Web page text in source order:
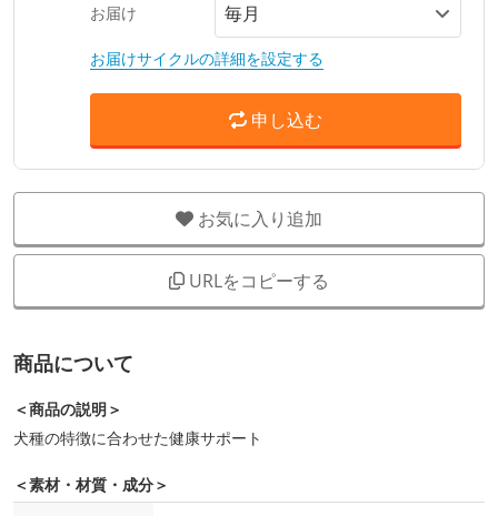
お届け
お届けサイクルの詳細を設定する
申し込む
お気に入り追加
URLをコピーする
商品について
＜商品の説明＞
犬種の特徴に合わせた健康サポート
＜素材・材質・成分＞